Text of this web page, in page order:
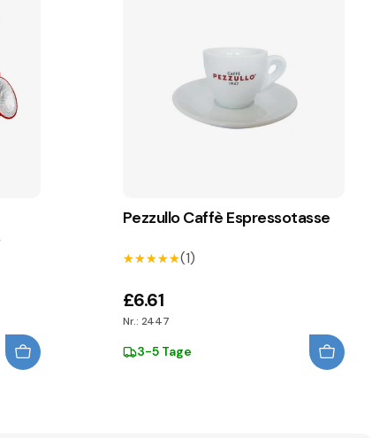
Pezzullo Caffè Espressotasse
★★★★★
★★★★★(1)
£6.61
Nr.: 2447
3-5 Tage